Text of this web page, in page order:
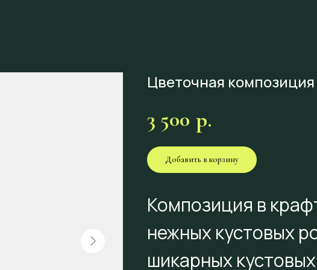
Цветочная
3 500 р.
Добавить в корзину
Композиция в
нежных кустовых
шикарных